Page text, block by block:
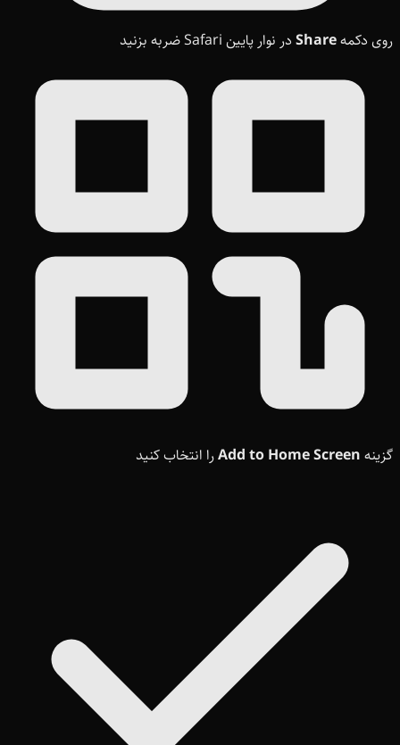
روی دکمهShare در نوار پایین Safari ضربه بزنید
گزینه Add to Home Screenرا انتخاب کنید